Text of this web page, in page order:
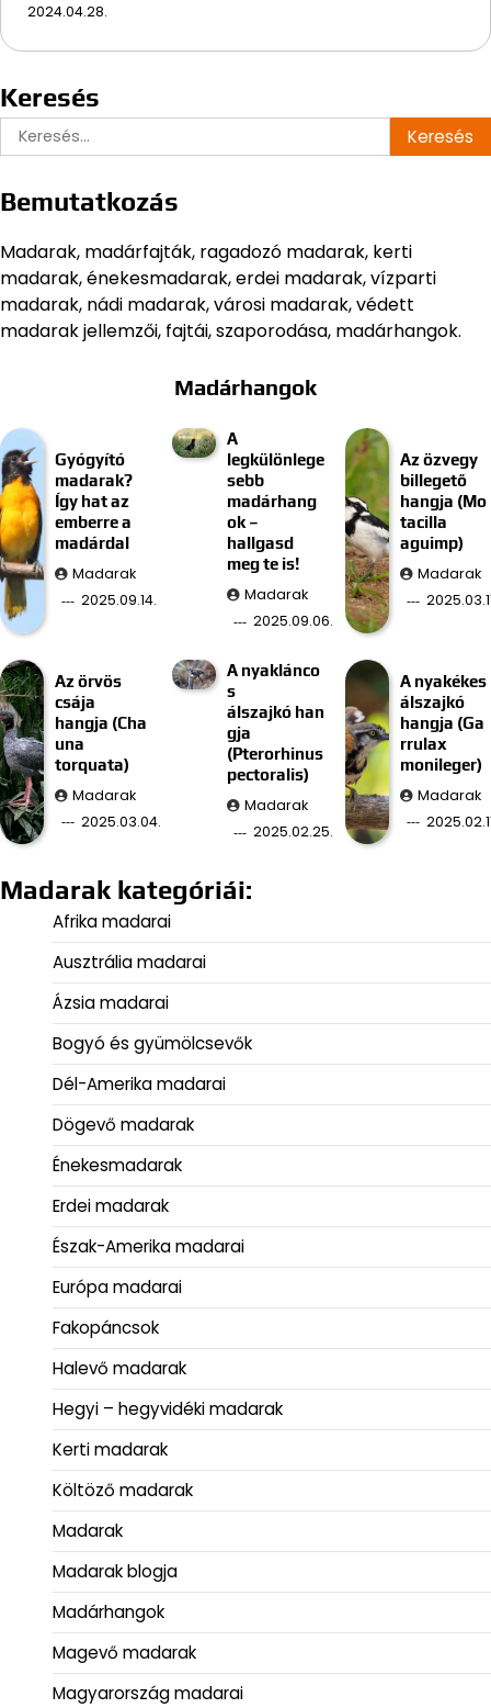
2024.04.28.
Keresés
Keresés:
Bemutatkozás
Madarak, madárfajták, ragadozó madarak, kerti
madarak, énekesmadarak, erdei madarak, vízparti
madarak, nádi madarak, városi madarak, védett
madarak jellemzői, fajtái, szaporodása, madárhangok.
Madárhangok
Gyógyító
madarak?
Így hat az
emberre a
madárdal
Madarak
2025.09.14.
A
legkülönlege
sebb
madárhang
ok –
hallgasd
meg te is!
Madarak
2025.09.06.
Az özvegy
billegető
hangja (Mo
tacilla
aguimp)
Madarak
Az örvös
csája
hangja (Cha
una
torquata)
Madarak
2025.03.04.
A nyaklánco
s
álszajkó han
gja
(Pterorhinus
pectoralis)
Madarak
2025.02.25.
A nyakékes
álszajkó
hangja (Ga
rrulax
monileger)
Madarak
Madarak kategóriái:
Afrika madarai
Ausztrália madarai
Ázsia madarai
Bogyó és gyümölcsevők
Dél-Amerika madarai
Dögevő madarak
Énekesmadarak
Erdei madarak
Észak-Amerika madarai
Európa madarai
Fakopáncsok
Halevő madarak
Hegyi – hegyvidéki madarak
Kerti madarak
Költöző madarak
Madarak
Madarak blogja
Madárhangok
Magevő madarak
Magyarország madarai